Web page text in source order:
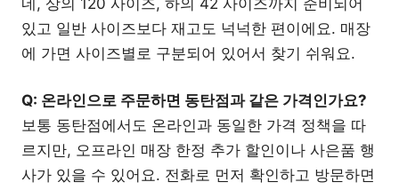
있고 일반 사이즈보다 재고도 넉넉한 편이에요. 매장
에 가면 사이즈별로 구분되어 있어서 찾기 쉬워요.
Q: 온라인으로 주문하면 동탄점과 같은 가격인가요?
보통 동탄점에서도 온라인과 동일한 가격 정책을 따
르지만, 오프라인 매장 한정 추가 할인이나 사은품 행
사가 있을 수 있어요. 전화로 먼저 확인하고 방문하면